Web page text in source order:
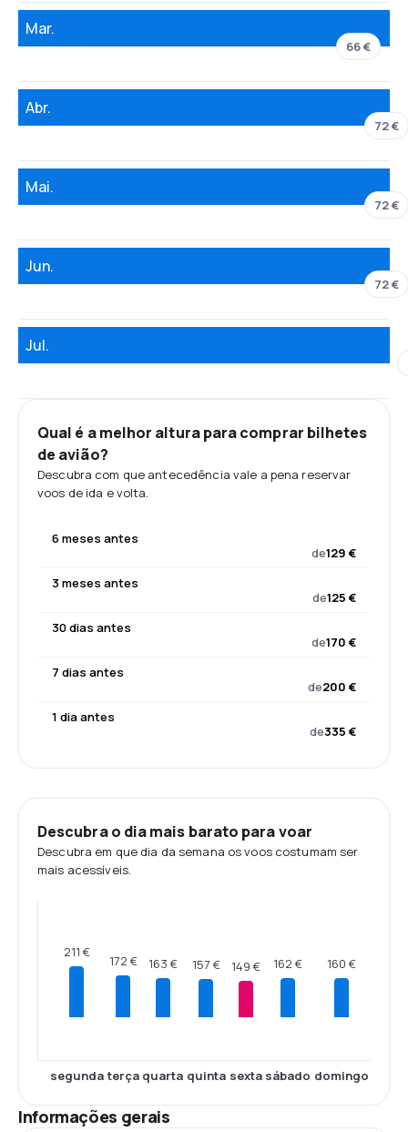
Mar.
66 €
Abr.
72 €
Mai.
72 €
Jun.
72 €
Jul.
Qual é a melhor altura para comprar bilhetes
de avião?
Descubra com que antecedência vale a pena reservar
voos de ida e volta.
6 meses antes
de129 €
3 meses antes
de125 €
30 dias antes
de170 €
7 dias antes
de200 €
1 dia antes
de335 €
Descubra o dia mais barato para voar
Descubra em que dia da semana os voos costumam ser
mais acessíveis.
211 €
segunda
172 €
terça
163 €
quarta
157 €
quinta
149 €
sexta
162 €
sábado
160 €
domingo
Informações gerais